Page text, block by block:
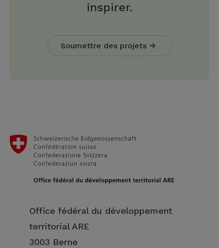
inspirer.
Soumettre des projets
Office fédéral du développement
territorial ARE
3003 Berne